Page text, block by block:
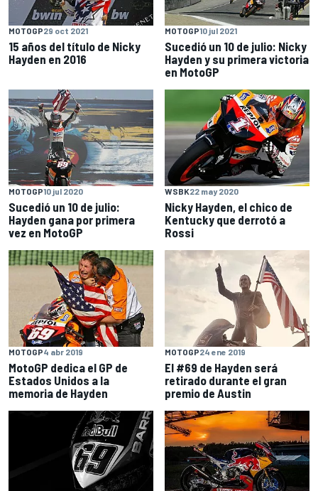
MOTOGP29 oct 2021
15 años del título de Nicky
Hayden en 2016
MOTOGP10 jul 2021
Sucedió un 10 de julio: Nicky
Hayden y su primera victoria
en MotoGP
MOTOGP10 jul 2020
Sucedió un 10 de julio:
Hayden gana por primera
vez en MotoGP
WSBK22 may 2020
Nicky Hayden, el chico de
Kentucky que derrotó a
Rossi
MOTOGP4 abr 2019
MotoGP dedica el GP de
Estados Unidos a la
memoria de Hayden
MOTOGP24 ene 2019
El #69 de Hayden será
retirado durante el gran
premio de Austin